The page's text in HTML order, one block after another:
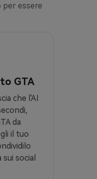
per essere
GTA
che l'AI
da
il tuo
social